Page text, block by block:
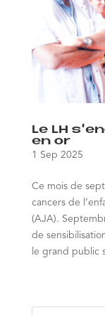
Le LH
en or
1 Sep 2025
Ce mois de
cancers de
(AJA).
de
le grand public